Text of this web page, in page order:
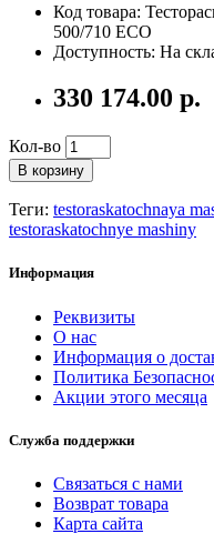
Код товара:
500/710 ECO
Доступность: На
330 174.00 р.
Кол-во
В корзину
Теги: testoraskatochnaya
testoraskatochnye mashiny
Информация
Реквизиты
О нас
Информация о
Политика
Акции этого месяца
Служба поддержки
Связаться с нами
Возврат товара
Карта сайта